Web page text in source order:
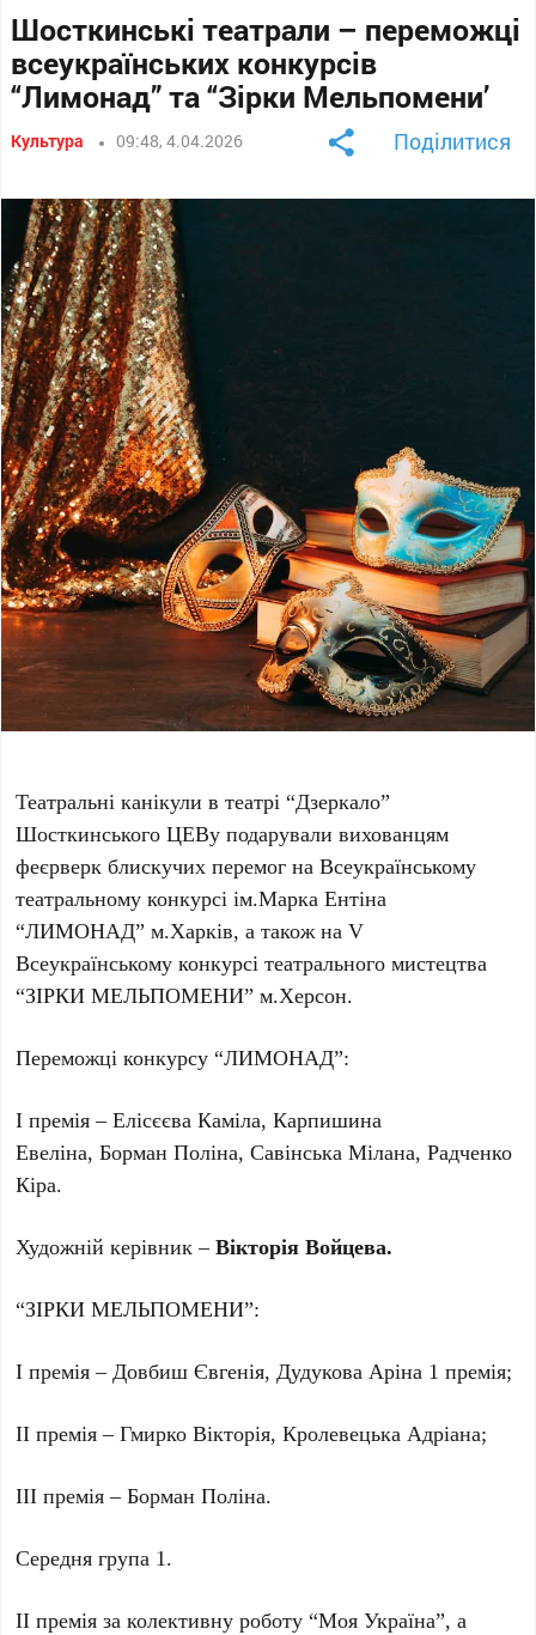
Шосткинські театрали – переможці
всеукраїнських конкурсів
“Лимонад” та “Зірки Мельпомени’
Культура 09:48, 4.04.2026 Поділитися
Театральні канікули в театрі “Дзеркало”
Шосткинського ЦЕВу подарували вихованцям
феєрверк блискучих перемог на Всеукраїнському
театральному конкурсі ім.Марка Ентіна
“ЛИМОНАД” м.Харків, а також на V
Всеукраїнському конкурсі театрального мистецтва
“ЗІРКИ МЕЛЬПОМЕНИ” м.Херсон.
Переможці конкурсу “ЛИМОНАД”:
І премія – Елісєєва Каміла, Карпишина
Евеліна, Борман Поліна, Савінська Мілана, Радченко
Кіра.
Художній керівник –Вікторія Войцева.
“ЗІРКИ МЕЛЬПОМЕНИ”:
І премія – Довбиш Євгенія, Дудукова Аріна 1 премія;
ІІ премія – Гмирко Вікторія, Кролевецька Адріана;
ІІІ премія – Борман Поліна.
Середня група 1.
ІІ премія за колективну роботу “Моя Україна”, а